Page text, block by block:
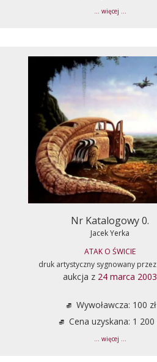
... więcej ...
Nr Katalogowy 0.
Jacek Yerka
ATAK O ŚWICIE
druk artystyczny sygnowany
aukcja z 24 marca 2003
Wywoławcza: 100 zł
Cena uzyskana: 1 200
... więcej ...